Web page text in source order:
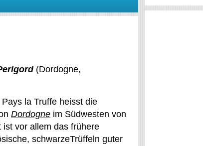
(Dordogne,
la Truffe heisst die
Dordogne im Südwesten von
ist vor allem das frühere
schwarzeTrüffeln guter